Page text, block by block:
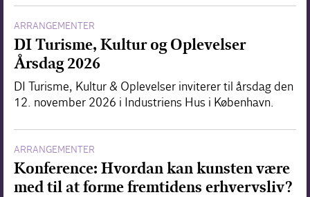
ARRANGEMENTER
DI Turisme, Kultur og Oplevelser
Årsdag 2026
DI Turisme, Kultur & Oplevelser inviterer til årsdag den
12. november 2026 i Industriens Hus i København.
ARRANGEMENTER
Konference: Hvordan kan kunsten være
med til at forme fremtidens erhvervsliv?